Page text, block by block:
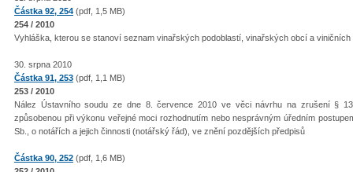
Částka 92, 254 (pdf, 1,5 MB)
254 / 2010
Vyhláška, kterou se stanoví seznam vinařských podoblastí, vinařských obcí a viničních
30. srpna 2010
Částka 91, 253 (pdf, 1,1 MB)
253 / 2010
Nález Ústavního soudu ze dne 8. července 2010 ve věci návrhu na zrušení §
způsobenou při výkonu veřejné moci rozhodnutím nebo nesprávným úředním
Sb., o notářích a jejich činnosti (notářský řád), ve znění pozdějších předpisů
Částka 90, 252 (pdf, 1,6 MB)